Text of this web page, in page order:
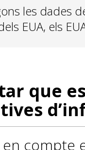
les dades
EUA, els
que
compte